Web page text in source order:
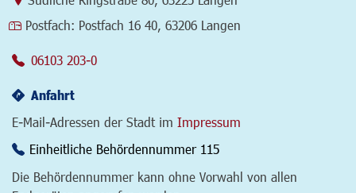
Postfach: Postfach 16 40, 63206 Langen
06103 203-0
Anfahrt
E-Mail-Adressen der Stadt im Impressum
Einheitliche Behördennummer 115
Die Behördennummer kann ohne Vorwahl von allen